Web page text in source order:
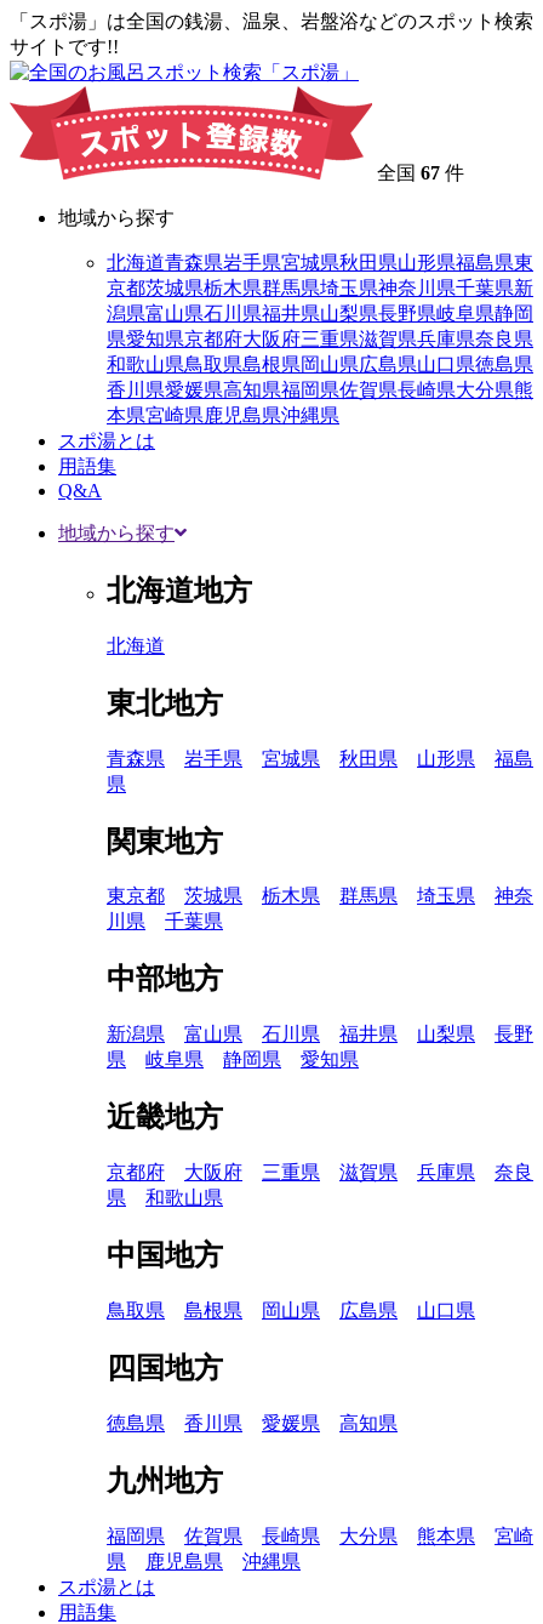
「スポ湯」は全国の銭湯、温泉、岩盤浴などのスポット検索
サイトです!!
全国 67 件
地域から探す
北海道青森県岩手県宮城県秋田県山形県福島県東
京都茨城県栃木県群馬県埼玉県神奈川県千葉県新
潟県富山県石川県福井県山梨県長野県岐阜県静岡
県愛知県京都府大阪府三重県滋賀県兵庫県奈良県
和歌山県鳥取県島根県岡山県広島県山口県徳島県
香川県愛媛県高知県福岡県佐賀県長崎県大分県熊
本県宮崎県鹿児島県沖縄県
スポ湯とは
用語集
Q&A
地域から探す
北海道地方
北海道
東北地方
青森県 岩手県 宮城県 秋田県 山形県
福島
県
関東地方
東京都 茨城県 栃木県 群馬県 埼玉県
神奈
川県
千葉県
中部地方
新潟県 富山県 石川県 福井県 山梨県
長野
県
岐阜県 静岡県 愛知県
近畿地方
京都府 大阪府 三重県 滋賀県 兵庫県
奈良
県
和歌山県
中国地方
鳥取県 島根県 岡山県 広島県 山口県
四国地方
徳島県 香川県 愛媛県 高知県
九州地方
福岡県 佐賀県 長崎県 大分県 熊本県
宮崎
県
鹿児島県
沖縄県
スポ湯とは
用語集